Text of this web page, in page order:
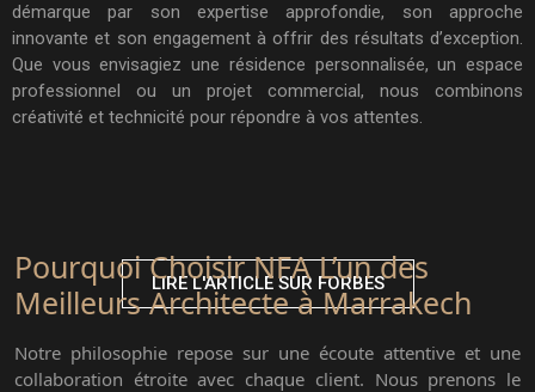
démarque par son expertise approfondie, son approche
innovante et son engagement à offrir des résultats d’exception.
Que vous envisagiez une résidence personnalisée, un espace
professionnel ou un projet commercial, nous combinons
créativité et technicité pour répondre à vos attentes.
LIRE L'ARTICLE SUR FORBES
Pourquoi Choisir NFA L’un des
Meilleurs Architecte à Marrakech
Notre philosophie repose sur une écoute attentive et une
collaboration étroite avec chaque client. Nous prenons le